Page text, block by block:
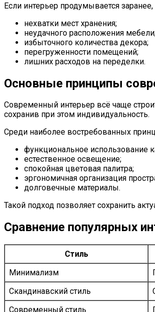
Если интерьер продумывается
нехватки мест хранения;
неудачного расположения
избыточного количества декора;
перегруженности помещений;
лишних расходов на переделки.
Основные принципы
Современный интерьер всё чаще
сохранив при этом индивидуальность.
Среди наиболее востребованных
функциональное использование
естественное освещение;
спокойная цветовая палитра;
эргономичная организация
долговечные материалы.
Такой подход позволяет сохранить
Сравнение популярных
Стиль
Минимализм
Скандинавский стиль
Современный стиль